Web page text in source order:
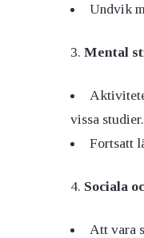
Undvik
Mental
vissa studier.
Fortsatt
Sociala
Att vara